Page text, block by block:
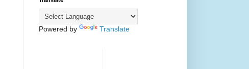
Powered by Translate